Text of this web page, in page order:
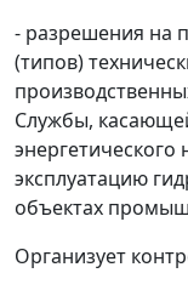
- разрешения на
(типов)
Службы,
энергетического
эксплуатацию
объектах
Организует